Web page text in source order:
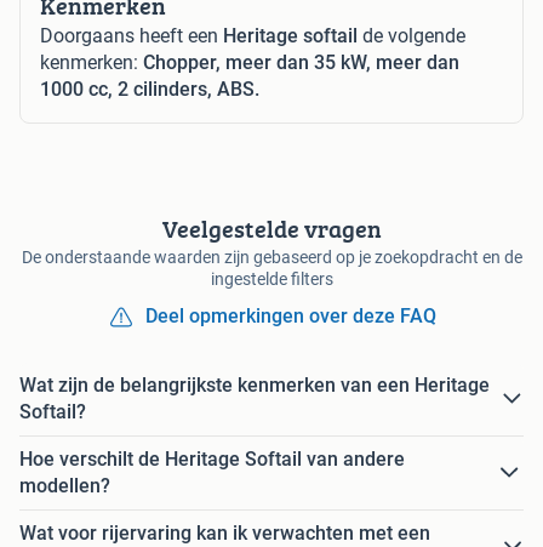
Doorgaans heeft een Heritage softail de volgende
kenmerken: Chopper, meer dan 35 kW, meer dan
1000 cc, 2 cilinders, ABS.
Veelgestelde vragen
De onderstaande waarden zijn gebaseerd op je zoekopdracht en de
ingestelde filters
Deel opmerkingen over deze FAQ
Wat zijn de belangrijkste kenmerken van een Heritage
Softail?
Hoe verschilt de Heritage Softail van andere
modellen?
Wat voor rijervaring kan ik verwachten met een